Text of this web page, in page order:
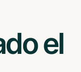
el